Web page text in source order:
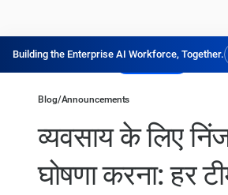
Building the Enterprise AI Workforce, Together.
मुफ्त में आजमाएं
Blog/Announcements
व्यवसाय के लिए
घोषणा करना: हर